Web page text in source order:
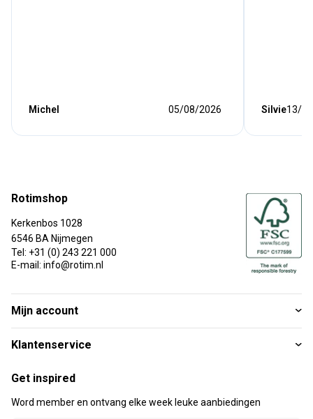
Michel 05/08/2026 Silvie13/
Rotimshop
Kerkenbos 1028
6546 BA Nijmegen
Tel: +31 (0) 243 221 000
E-mail: info@rotim.nl
Mijn account
Klantenservice
Get inspired
Word member en ontvang elke week leuke aanbiedingen